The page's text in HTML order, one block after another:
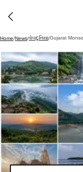
Home/News/વેબદુનિયા/Gujarat